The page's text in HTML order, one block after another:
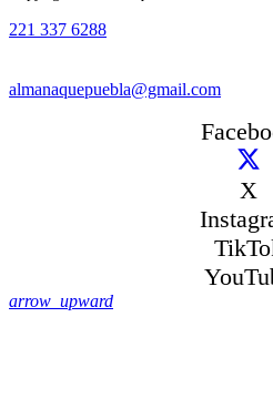
221 337 6288
almanaquepuebla@gmail.com
X
arrow_upward